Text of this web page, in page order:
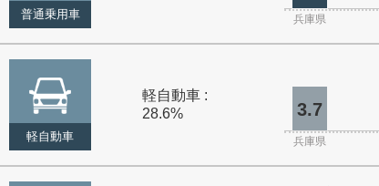
普通乗用車 兵庫県
軽自動車
軽自動車 :
28.6%
3.7
兵庫県